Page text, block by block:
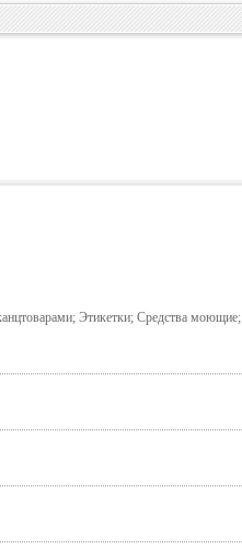
Этикетки; Средства моющие;